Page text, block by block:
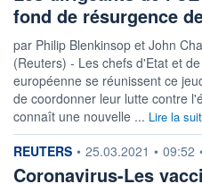
RENDEMENT
-
DERNIER
DIVIDENDE
0,00 GBX
DIVIDENDE
fond de résurgence
par Philip Blenkinsop et John
(Reuters) - Les chefs d'Etat et
européenne se réunissent ce
de coordonner leur lutte contre
connaît une nouvelle ... Lire la
information fournie par
REUTERS • 25.03.2021 • 09:52 •
Coronavirus-Les